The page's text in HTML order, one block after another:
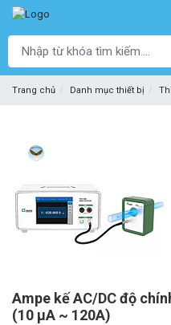
Trang chủ Danh mục thiết bị
Ampe kế AC/DC độ
(10 μA ~ 120A)